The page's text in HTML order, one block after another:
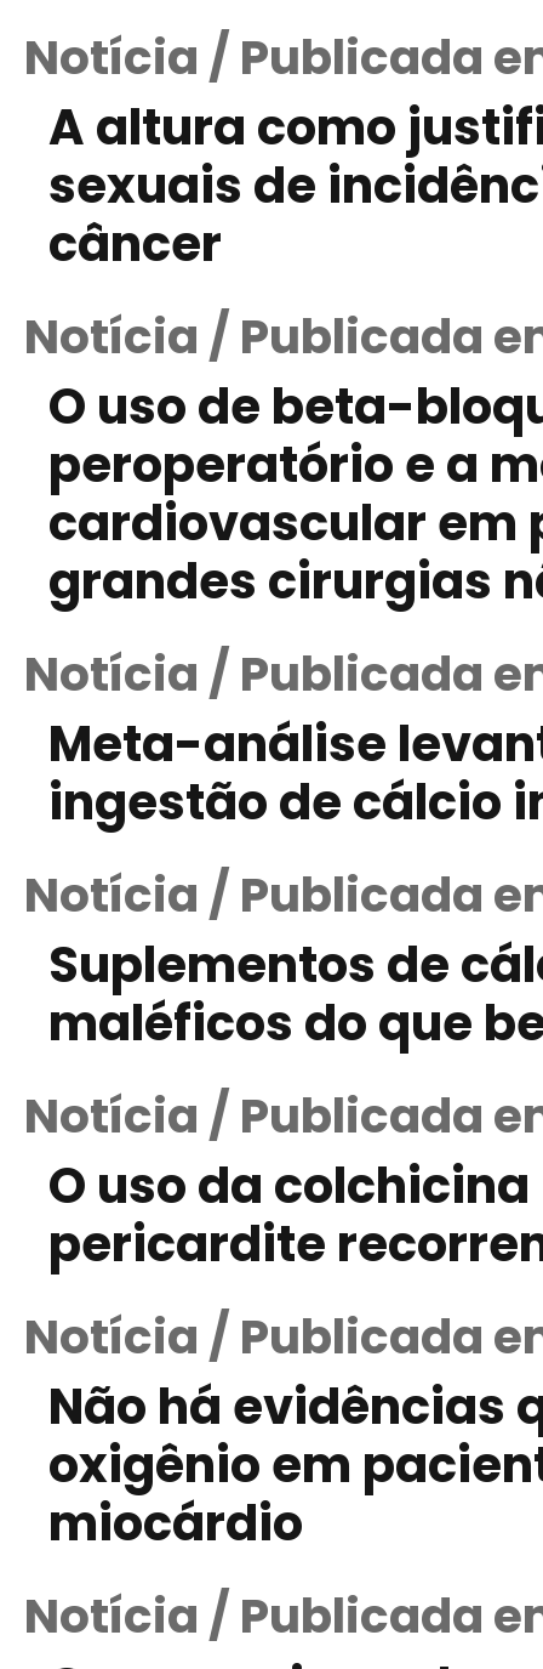
Notícia / Publicada
A altura como
sexuais de
câncer
Notícia / Publicada
O uso de beta-
peroperatório e a
cardiovascular em
grandes cirurgias
Notícia / Publicada
Meta-análise
ingestão de cálcio
Notícia / Publicada
Suplementos de
maléficos do que
Notícia / Publicada
O uso da
pericardite
Notícia / Publicada
Não há evidências
oxigênio em
miocárdio
Notícia / Publicada